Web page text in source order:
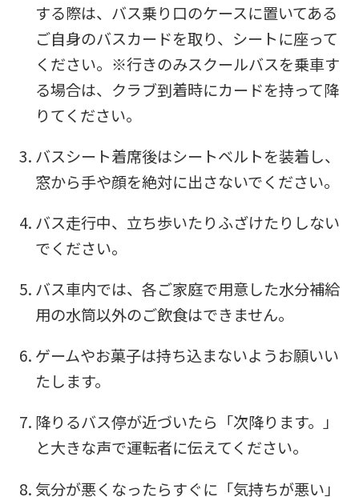
する際は、バス乗り口のケースに置いてある
ご自身のバスカードを取り、シートに座って
ください。※行きのみスクールバスを乗車す
る場合は、クラブ到着時にカードを持って降
りてください。
バスシート着席後はシートベルトを装着し、
窓から手や顔を絶対に出さないでください。
バス走行中、立ち歩いたりふざけたりしない
でください。
バス車内では、各ご家庭で用意した水分補給
用の水筒以外のご飲食はできません。
ゲームやお菓子は持ち込まないようお願いい
たします。
降りるバス停が近づいたら「次降ります。」
と大きな声で運転者に伝えてください。
気分が悪くなったらすぐに「気持ちが悪い」
For
Central
Sports
official
automatically
translated
into